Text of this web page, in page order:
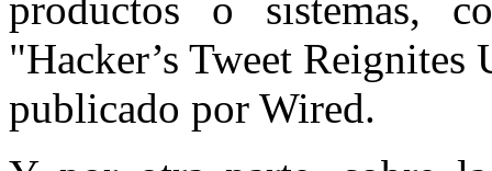
"Hacker’s Tweet
publicado por Wired.